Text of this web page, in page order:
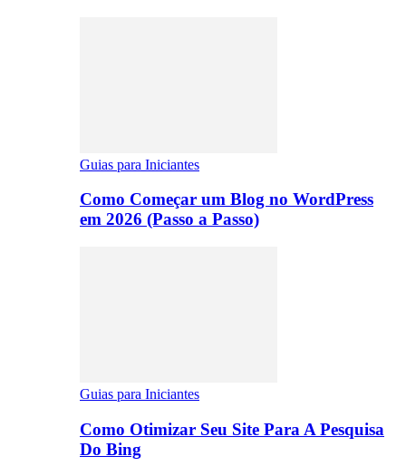
Guias para Iniciantes
Como Começar um Blog no WordPress
em 2026 (Passo a Passo)
Guias para Iniciantes
Como Otimizar Seu Site Para A Pesquisa
Do Bing